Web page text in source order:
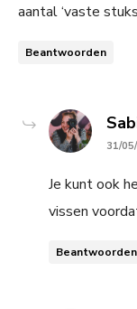
aantal ‘vaste
Beantwoorden
31/
Je kunt ook
vissen
Beantwoorden